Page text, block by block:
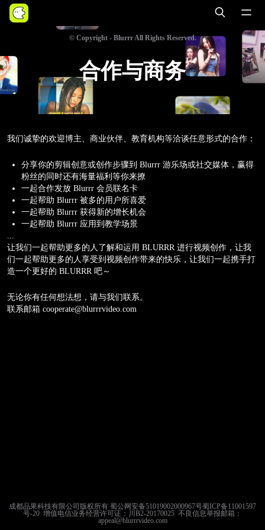
© Copyright - Blurrr All Rights Reserved.
合作与商务
我们诚挚的欢迎博主、商业伙伴、教育机构等洽谈任意形式的合作：
分享你的剪辑创意或创作步骤到 Blurrr 游乐场或社交媒体，赢得
粉丝的同时还有海量福利等你来撩
一起合作发放 Blurrr 会员联名卡
一起帮助 Blurrr 被多的用户所喜爱
一起帮助 Blurrr 获得新的增长机会
一起帮助 Blurrr 应用到教学场景
...
让我们一起帮助更多的人了解和运用 BLURRR 进行视频创作，让我
们一起帮助更多的人享受到视频创作带来的快乐，让我们一起携手打
造一个更好的 BLURRR 吧～
无论你有任何想法想，请与我们联系。
联系邮箱 cooperate@blurrrvideo.com
成都品果科技有限公司版权所有 蜀公网安备51019002000967号蜀ICP备11001597
号-20 增值电信业务经营许可证：川B2-20170025 不良信息举报邮箱：
appeal@blurrrvideo.com